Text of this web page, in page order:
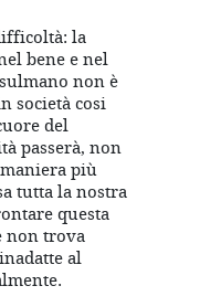
la
bene e nel
non è
società cosi
del
passerà, non
più
tutta la nostra
questa
non trova
al